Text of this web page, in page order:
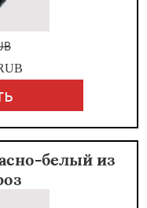
белый из